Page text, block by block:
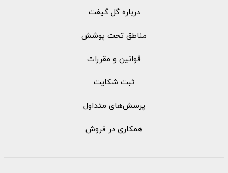
درباره گل گیفت
مناطق تحت پوشش
قوانین و مقررات
ثبت شکایت
پرسش‌های متداول
همکاری در فروش